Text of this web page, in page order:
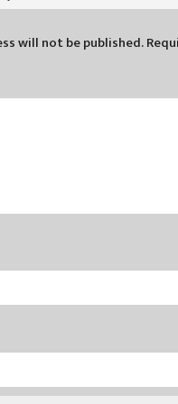
will not be published.